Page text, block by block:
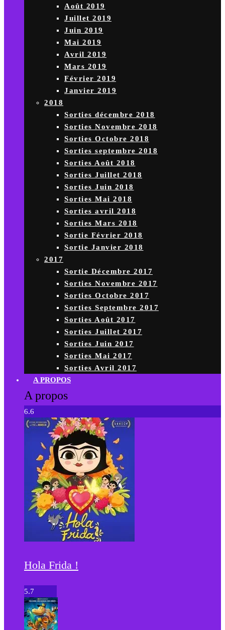
Août 2019
Juillet 2019
Juin 2019
Mai 2019
Avril 2019
Mars 2019
Février 2019
Janvier 2019
2018
Sorties décembre 2018
Sorties Novembre 2018
Sorties Octobre 2018
Sorties septembre 2018
Sorties Août 2018
Sorties Juillet 2018
Sorties Juin 2018
Sorties Mai 2018
Sorties avril 2018
Sorties Mars 2018
Sortie Février 2018
Sortie Janvier 2018
2017
Sortie Décembre 2017
Sorties Novembre 2017
Sorties Octobre 2017
Sorties Septembre 2017
Sorties Août 2017
Sorties Juillet 2017
Sorties Juin 2017
Sorties Mai 2017
Sorties Avril 2017
A PROPOS
A propos
6.6
Hola Frida !
5.7